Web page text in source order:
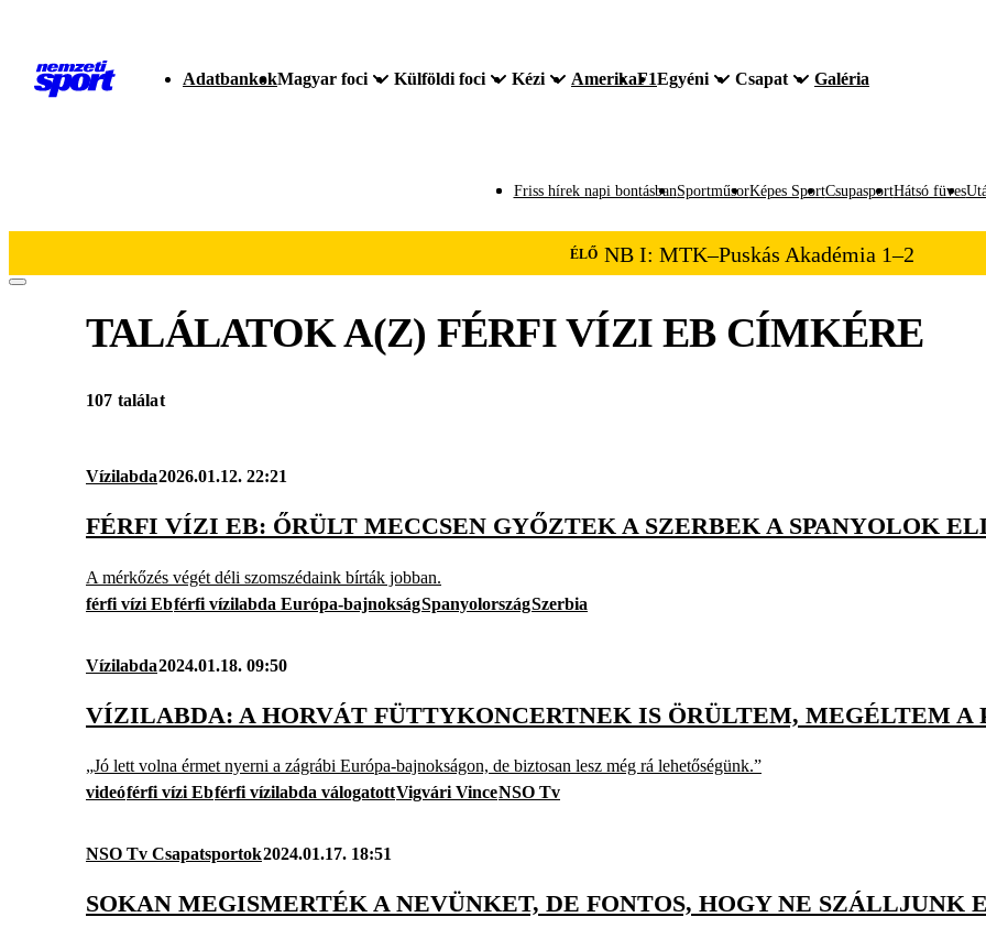
AdatbankokMagyar foci Külföldi foci Kézi AmerikaF1Egyéni Csapat Galéria
Friss hírek napi bontásbanSportműsorKépes SportCsupasportHátsó füves
ÉLŐ NB I: MTK–Puskás Akadémia 1–2
TALÁLATOK A(Z) FÉRFI VÍZI EBCÍMKÉRE
107 találat
Vízilabda2026.01.12. 22:21
FÉRFI VÍZI EB: ŐRÜLT MECCSEN GYŐZTEK A SZERBEK A SPANYOLOK
A mérkőzés végét déli szomszédaink bírták jobban.
férfi vízi Ebférfi vízilabda Európa-bajnokságSpanyolországSzerbia
Vízilabda2024.01.18. 09:50
VÍZILABDA: A HORVÁT FÜTTYKONCERTNEK IS ÖRÜLTEM, MEGÉLTEM
„Jó lett volna érmet nyerni a zágrábi Európa-bajnokságon, de biztosan lesz még rá lehetőségünk.”
videóférfi vízi Ebférfi vízilabda válogatottVigvári VinceNSO Tv
NSO Tv Csapatsportok2024.01.17. 18:51
SOKAN MEGISMERTÉK A NEVÜNKET, DE FONTOS, HOGY NE SZÁLLJUNK